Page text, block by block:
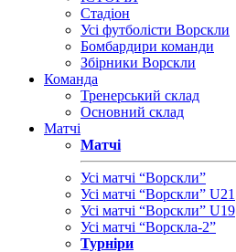
Стадіон
Усі футболісти Ворскли
Бомбардири команди
Збірники Ворскли
Команда
Тренерський склад
Основний склад
Матчі
Матчі
Усі матчі “Ворскли”
Усі матчі “Ворскли” U21
Усі матчі “Ворскли” U19
Усі матчі “Ворскла-2”
Турніри